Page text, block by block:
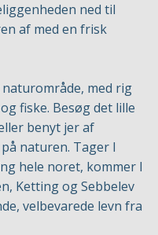
ned til
af med en frisk
med rig
fiske. Besøg det lille
benyt jer af
naturen. Tager I
hele noret, kommer I
Ketting og Sebbelev
velbevarede levn fra